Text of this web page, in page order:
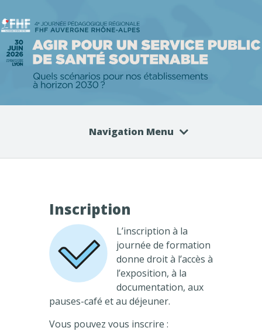
Navigation Menu
Inscription
L’inscription à la
journée de formation
donne droit à l’accès à
l’exposition, à la
documentation, aux
pauses-café et au déjeuner.
Vous pouvez vous inscrire :